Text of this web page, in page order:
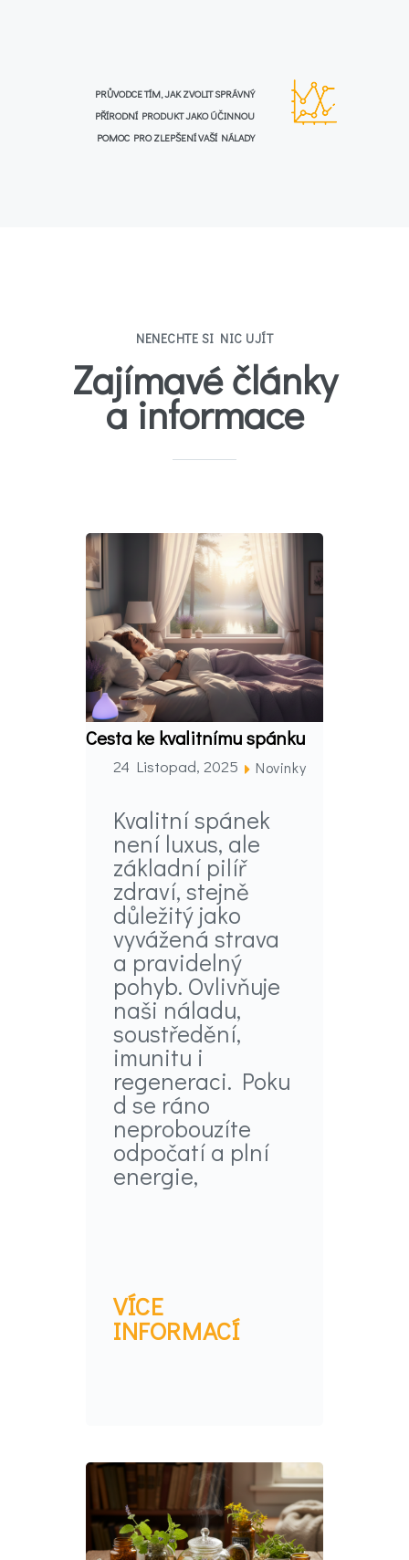
PRŮVODCE TÍM, JAK ZVOLIT SPRÁVNÝ
PŘÍRODNÍ PRODUKT JAKO ÚČINNOU
POMOC PRO ZLEPŠENÍ VAŠÍ NÁLADY
NENECHTE SI NIC UJÍT
Zajímavé články
a informace
Cesta ke kvalitnímu spánku
24 Listopad, 2025 Novinky
Kvalitní spánek
není luxus, ale
základní pilíř
zdraví, stejně
důležitý jako
vyvážená strava
a pravidelný
pohyb. Ovlivňuje
naši náladu,
soustředění,
imunitu i
regeneraci. Poku
d se ráno
neprobouzíte
odpočatí a plní
energie,
VÍCE
INFORMACÍ